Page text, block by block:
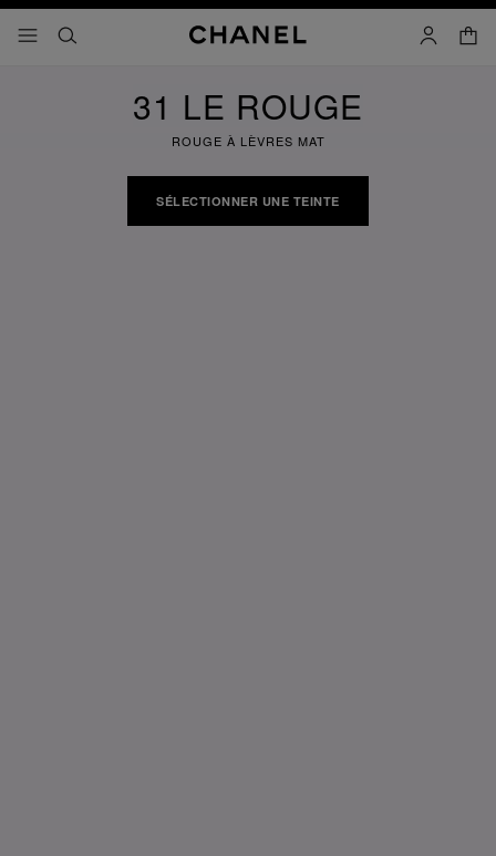
menu principal de navigation
- navigation principale
rechercher mon
panier
31 LE ROUGE
ROUGE À LÈVRES MAT
SÉLECTIONNER UNE TEINTE